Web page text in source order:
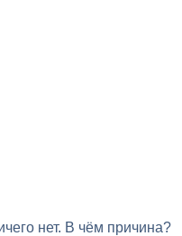
нет. В чём причина?